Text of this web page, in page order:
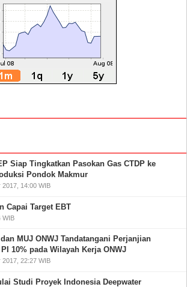
Siap Tingkatkan Pasokan Gas CTDP ke
Pondok Makmur
14:00 WIB
Capai Target EBT
WIB
dan MUJ ONWJ Tandatangani Perjanjian
10% pada Wilayah Kerja ONWJ
22:27 WIB
Studi Proyek Indonesia Deepwater